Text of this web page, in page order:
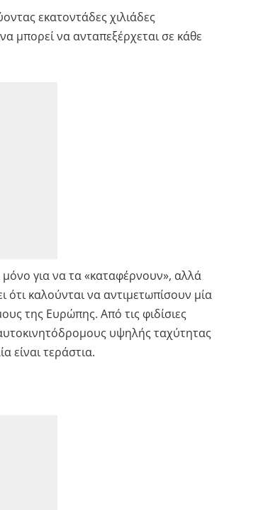
εκατοντάδες χιλιάδες
μπορεί να ανταπεξέρχεται σε κάθε
για να τα «καταφέρνουν», αλλά
καλούνται να αντιμετωπίσουν μία
της Ευρώπης. Από τις φιδίσιες
υψηλής ταχύτητας
είναι τεράστια.